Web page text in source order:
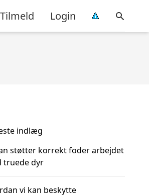
Tilmeld Login
indlæg
støtter korrekt foder arbejdet
truede dyr
vi kan beskytte